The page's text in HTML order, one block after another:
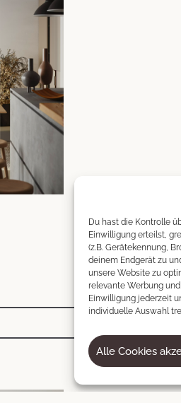
Du hast die Kontrolle
Einwilligung erteilst,
(z.B. Gerätekennung,
deinem Endgerät zu
unsere Website zu
relevante Werbung
Einwilligung jederzeit
individuelle Auswahl
Alle Cookies